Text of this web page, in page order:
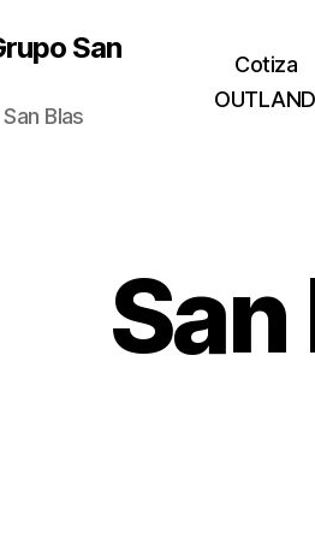
San
Blas
Cotiza